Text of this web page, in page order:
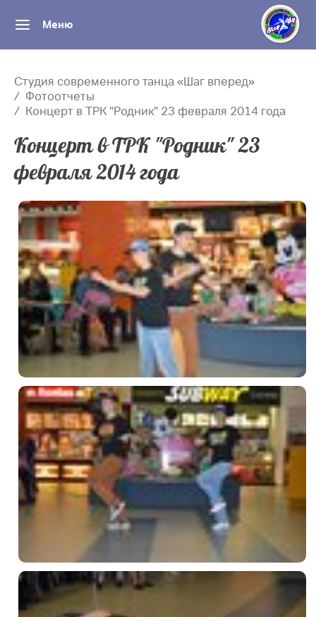
Меню
Студия современного танца «Шаг вперед»
Фотоотчеты
Концерт в ТРК "Родник" 23 февраля 2014 года
Концерт в ТРК "Родник" 23
февраля 2014 года